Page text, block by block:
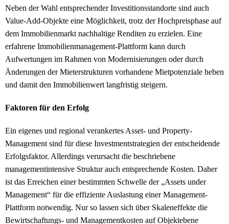
Neben der Wahl entsprechender Investitionsstandorte sind auch
Value-Add-Objekte eine Möglichkeit, trotz der Hochpreisphase auf
dem Immobilienmarkt nachhaltige Renditen zu erzielen. Eine
erfahrene Immobilienmanagement-Plattform kann durch
Aufwertungen im Rahmen von Modernisierungen oder durch
Änderungen der Mieterstrukturen vorhandene Mietpotenziale heben
und damit den Immobilienwert langfristig steigern.
Faktoren für den Erfolg
Ein eigenes und regional verankertes Asset- und Property-
Management sind für diese Investmentstrategien der entscheidende
Erfolgsfaktor. Allerdings verursacht die beschriebene
managementintensive Struktur auch entsprechende Kosten. Daher
ist das Erreichen einer bestimmten Schwelle der „Assets under
Management“ für die effiziente Auslastung einer Management-
Plattform notwendig. Nur so lassen sich über Skaleneffekte die
Bewirtschaftungs- und Managementkosten auf Objektebene